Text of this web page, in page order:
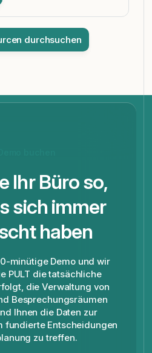
durchsuchen
Ihr Büro so,
sich immer
haben
minütige Demo und wir
PULT die tatsächliche
die Verwaltung von
Besprechungsräumen
Ihnen die Daten zur
fundierte Entscheidungen
zu treffen.